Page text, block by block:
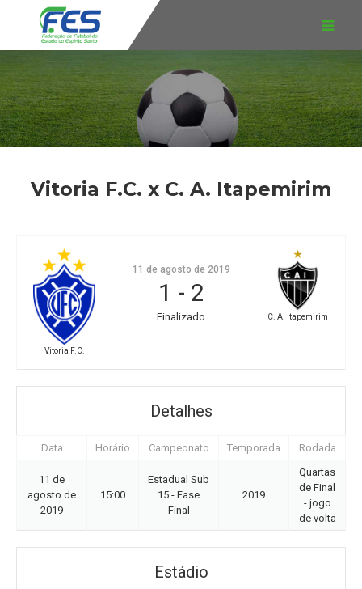
Vitoria F.C. x C. A. Itapemirim
Vitoria F.C.
C. A. Itapemirim
11 de agosto de 2019
1 - 2
Finalizado
Detalhes
Data Horário Campeonato Temporada Rodada
11 de
agosto de
2019
15:00
Estadual Sub
15 - Fase
Final
2019
Quartas
de Final
- jogo
de volta
Estádio